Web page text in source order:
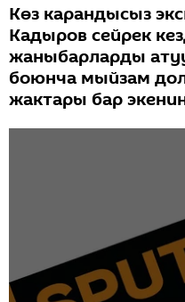
Көз карандысыз
Кадыров сейрек
жаныбарларды
боюнча мыйзам
жактары бар